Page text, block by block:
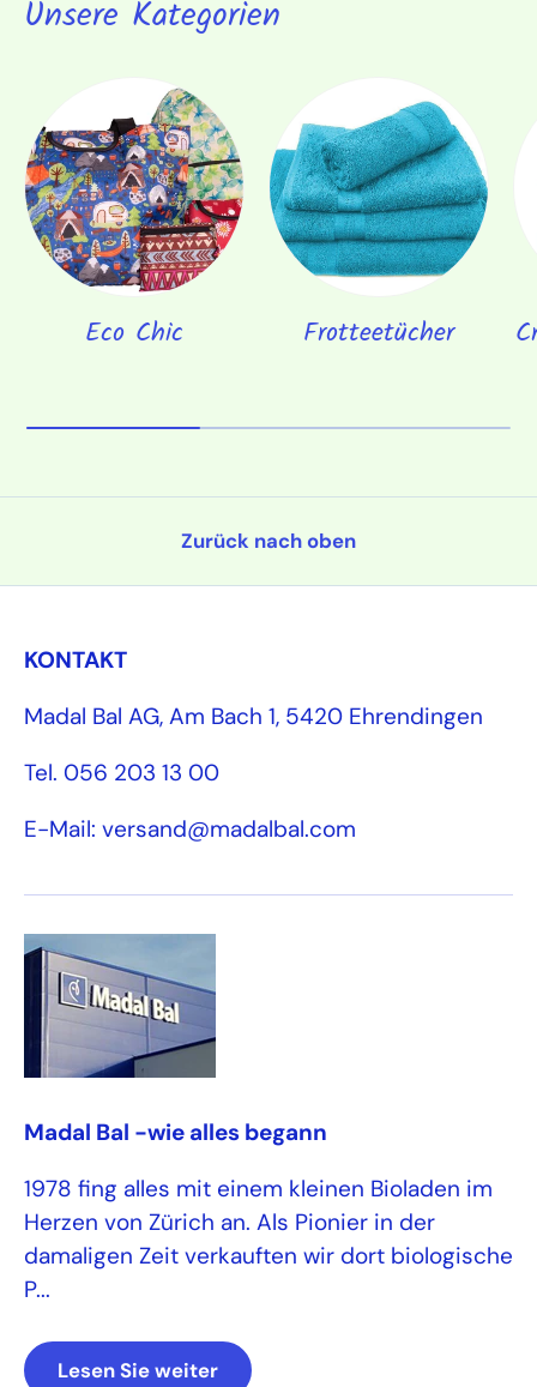
Unsere Kategorien
Eco Chic Frotteetücher
Zurück nach oben
KONTAKT
Madal Bal AG, Am Bach 1, 5420 Ehrendingen
Tel. 056 203 13 00
E-Mail: versand@madalbal.com
Madal Bal -wie alles begann
1978 fing alles mit einem kleinen Bioladen im
Herzen von Zürich an. Als Pionier in der
damaligen Zeit verkauften wir dort biologische
P...
Lesen Sie weiter